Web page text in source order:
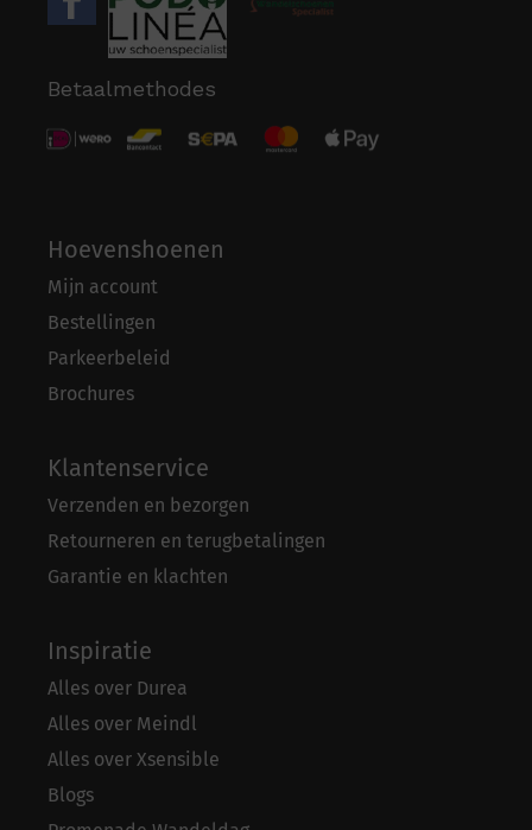
Betaalmethodes
Hoevenshoenen
Mijn account
Bestellingen
Parkeerbeleid
Brochures
Klantenservice
Verzenden en bezorgen
Retourneren en terugbetalingen
Garantie en klachten
Inspiratie
Alles over Durea
Alles over Meindl
Alles over Xsensible
Blogs